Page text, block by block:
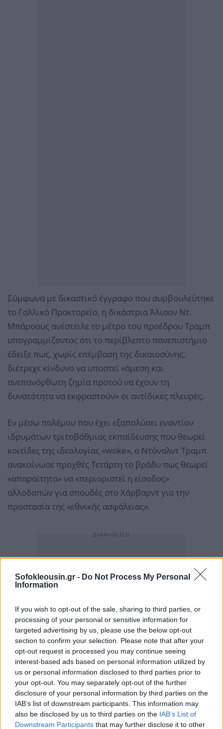
Sofokleousin.gr - Do Not Process My Personal
Information
If you wish to opt-out of the sale, sharing to third parties, or
processing of your personal or sensitive information for
targeted advertising by us, please use the below opt-out
section to confirm your selection. Please note that after your
opt-out request is processed you may continue seeing
interest-based ads based on personal information utilized by
us or personal information disclosed to third parties prior to
your opt-out. You may separately opt-out of the further
disclosure of your personal information by third parties on the
IAB’s list of downstream participants. This information may
also be disclosed by us to third parties on the IAB’s List of
Downstream Participants that may further disclose it to other
Σύμφωνα με δικαστικό έγγραφο που συμβουλεύτηκε
το Γαλλικό Πρακτορείο, η δικάστρια Άλισον Ντ.
Μπάροους ανέστειλε το μέτρο του προέδρου Τραμπ
υπογραμμίζοντας ότι το περίβλεπτο πανεπιστήμιο
έδειξε πως, χωρίς επέμβαση της δικαιοσύνης,
διέτρεχε κίνδυνο να υποστεί «άμεση και
ανεπανόρθωτη ζημία προτού να έχουν τη
δυνατότητα να εκφραστούν» οι αντίδικες πλευρές.
Εν μέσω πολέμου που έχει εξαπολύσει εναντίον
ιδρυμάτων τριτοβάθμιας εκπαίδευσης που θεωρεί
κοιτίδες της ιδεολογίας «woke», ο Ντόναλντ Τραμπ
ανακοίνωσε προχθές Τετάρτη το βράδυ πως θεωρεί
«απαραίτητο» να «περιοριστεί η είσοδος»
αλλοδαπών για σπουδές στο Χάρβαρντ για την
προστασία της «εθνικής ασφάλειας».